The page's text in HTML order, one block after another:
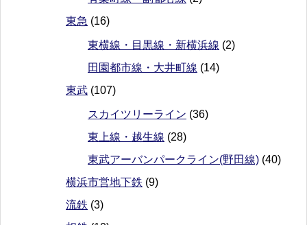
東急 (16)
東横線・目黒線・新横浜線 (2)
田園都市線・大井町線 (14)
東武 (107)
スカイツリーライン (36)
東上線・越生線 (28)
東武アーバンパークライン(野田線) (40)
横浜市営地下鉄 (9)
流鉄 (3)